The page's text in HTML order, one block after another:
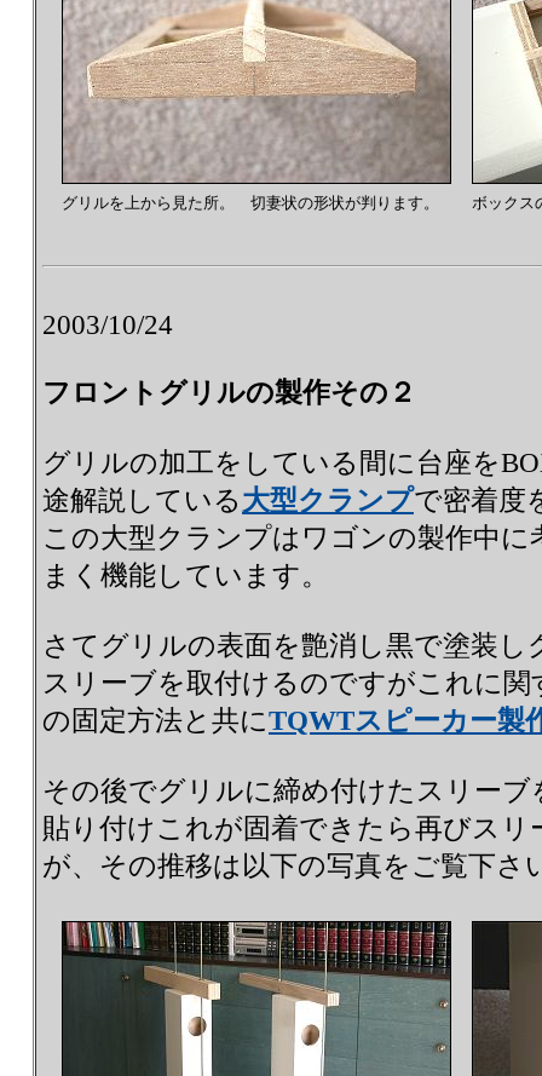
グリルを上から見た所。 切妻状の形状が判ります。 ボックス
2003/10/24
フロントグリルの製作その２
グリルの加工をしている間に台座を
途解説している大型クランプで密着
この大型クランプはワゴンの製作中
まく機能しています。
さてグリルの表面を艶消し黒で塗装
スリーブを取付けるのですがこれに
の固定方法と共にTQWTスピーカー製
その後でグリルに締め付けたスリー
貼り付けこれが固着できたら再びス
が、その推移は以下の写真をご覧下さ